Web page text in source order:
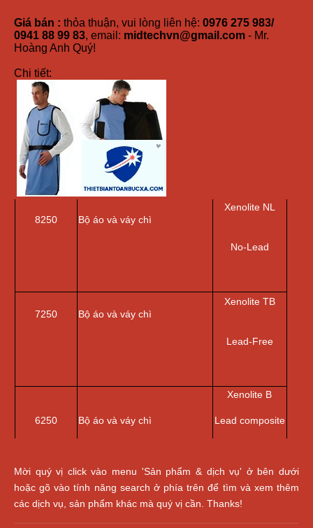
Giá bán : thỏa thuận, vui lòng liên hệ: 0976 275 983/
0941 88 99 83, email: midtechvn@gmail.com - Mr.
Hoàng Anh Quý!
Chi tiết:
8250 Bộ áo và váy chì
Xenolite NL
No-Lead
7250 Bộ áo và váy chì
Xenolite TB
Lead-Free
6250 Bộ áo và váy chì
Xenolite B
Lead composite
Mời quý vị click vào menu 'Sản phẩm & dịch vụ' ở bên dưới
hoặc gõ vào tính năng search ở phía trên để tìm và xem thêm
các dịch vụ, sản phẩm khác mà quý vị cần. Thanks!